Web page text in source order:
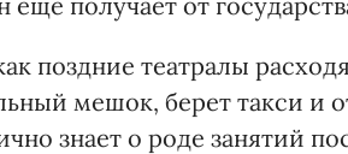
поздние театралы
мешок, берет такси и
знает о роде занятий